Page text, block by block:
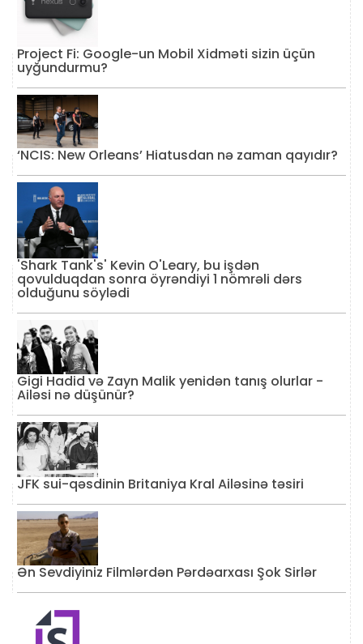
Project Fi: Google-un Mobil Xidməti sizin üçün
uyğundurmu?
‘NCIS: New Orleans’ Hiatusdan nə zaman qayıdır?
'Shark Tank's' Kevin O'Leary, bu işdən
qovulduqdan sonra öyrəndiyi 1 nömrəli dərs
olduğunu söylədi
Gigi Hadid və Zayn Malik yenidən tanış olurlar -
Ailəsi nə düşünür?
JFK sui-qəsdinin Britaniya Kral Ailəsinə təsiri
Ən Sevdiyiniz Filmlərdən Pərdəarxası Şok Sirlər